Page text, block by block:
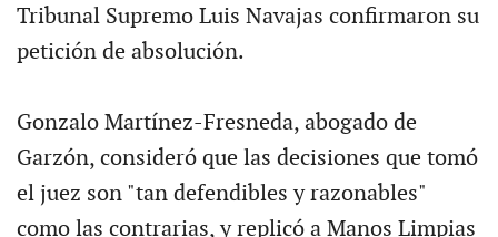
Tribunal Supremo Luis Navajas confirmaron su
petición de absolución.
Gonzalo Martínez-Fresneda, abogado de
Garzón, consideró que las decisiones que tomó
el juez son "tan defendibles y razonables"
como las contrarias, y replicó a Manos Limpias